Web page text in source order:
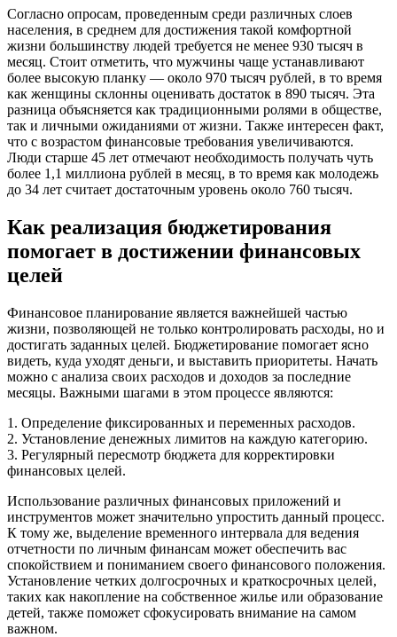
Согласно опросам, проведенным среди различных слоев
населения, в среднем для достижения такой комфортной
жизни большинству людей требуется не менее 930 тысяч в
месяц. Стоит отметить, что мужчины чаще устанавливают
более высокую планку — около 970 тысяч рублей, в то время
как женщины склонны оценивать достаток в 890 тысяч. Эта
разница объясняется как традиционными ролями в обществе,
так и личными ожиданиями от жизни. Также интересен факт,
что с возрастом финансовые требования увеличиваются.
Люди старше 45 лет отмечают необходимость получать чуть
более 1,1 миллиона рублей в месяц, в то время как молодежь
до 34 лет считает достаточным уровень около 760 тысяч.
Как реализация бюджетирования
помогает в достижении финансовых
целей
Финансовое планирование является важнейшей частью
жизни, позволяющей не только контролировать расходы, но и
достигать заданных целей. Бюджетирование помогает ясно
видеть, куда уходят деньги, и выставить приоритеты. Начать
можно с анализа своих расходов и доходов за последние
месяцы. Важными шагами в этом процессе являются:
1. Определение фиксированных и переменных расходов.
2. Установление денежных лимитов на каждую категорию.
3. Регулярный пересмотр бюджета для корректировки
финансовых целей.
Использование различных финансовых приложений и
инструментов может значительно упростить данный процесс.
К тому же, выделение временного интервала для ведения
отчетности по личным финансам может обеспечить вас
спокойствием и пониманием своего финансового положения.
Установление четких долгосрочных и краткосрочных целей,
таких как накопление на собственное жилье или образование
детей, также поможет сфокусировать внимание на самом
важном.